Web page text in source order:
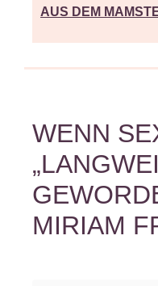
AUS DEM
WENN
MIRIAM